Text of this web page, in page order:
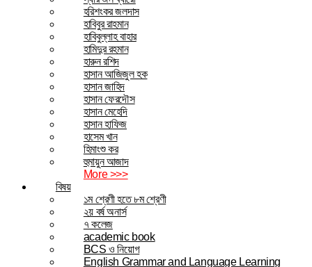
হরিশংকর জলদাস
হাবিবুর রাহমান
হাবিবুল্লাহ বাহার
হামিদুর রহমান
হারুন রশিদ
হাসান আজিজুল হক
হাসান জাহিদ
হাসান ফেরদৌস
হাসান মেহেদি
হাসান হাফিজ
হাসেম খান
হিমাংশু কর
হুমায়ুন আজাদ
More >>>
বিষয়
১ম শ্রেণী হতে ৮ম শ্রেণী
২য় বর্ষ অনার্স
৭ কলেজ
academic book
BCS ও নিয়োগ
English Grammar and Language Learning